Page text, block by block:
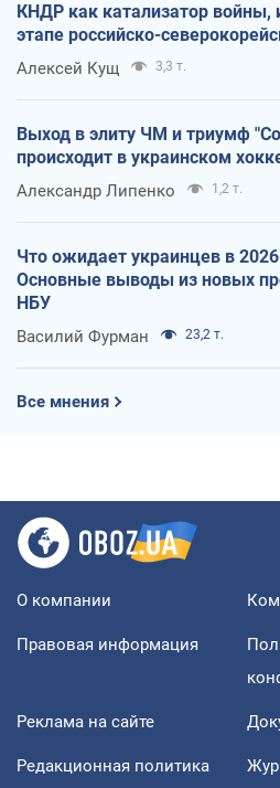
КНДР как катализатор войны,
этапе российско-
Алексей Кущ 3,3 т.
Выход в элиту ЧМ и триумф
происходит в украинском
Александр Липенко 1,2 т.
Что ожидает украинцев в
Основные выводы из новых
НБУ
Василий Фурман 23,2 т.
Все мнения
О компании
Правовая информация
Реклама на сайте
Редакционная политика